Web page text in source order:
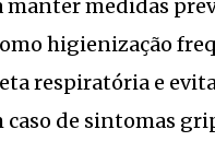
manter medidas
higienização
respiratória e
caso de sintomas